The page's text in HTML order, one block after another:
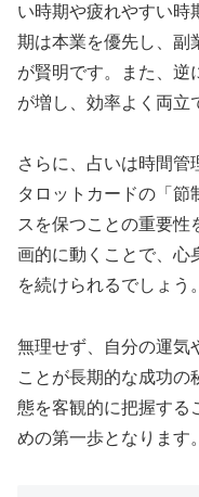
い時期や疲れやすい時
期は本業を優先し、副
が賢明です。また、逆
が増し、効率よく両立
さらに、占いは時間管
タロットカードの「節
スを保つことの重要性
画的に動くことで、心
を続けられるでしょう。
無理せず、自分の運気
ことが長期的な成功の
態を客観的に把握する
めの第一歩となります。